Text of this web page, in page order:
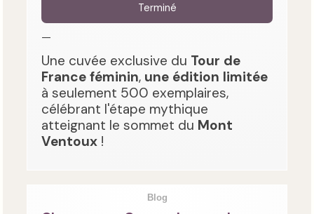
Terminé
—
Une cuvée exclusive du Tour de
France féminin, une édition limitée
à seulement 500 exemplaires,
célébrant l'étape mythique
atteignant le sommet du Mont
Ventoux !
Blog